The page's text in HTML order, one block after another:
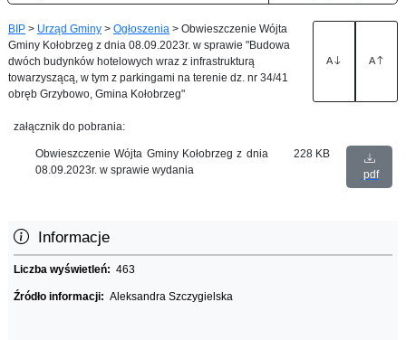
BIP > Urząd Gminy > Ogłoszenia > Obwieszczenie Wójta
Gminy Kołobrzeg z dnia 08.09.2023r. w sprawie "Budowa
dwóch budynków hotelowych wraz z infrastrukturą
towarzyszącą, w tym z parkingami na terenie dz. nr 34/41
obręb Grzybowo, Gmina Kołobrzeg"
A A
załącznik do pobrania:
Obwieszczenie Wójta Gminy Kołobrzeg z dnia
08.09.2023r. w sprawie wydania
228 KB
pdf
Informacje
Liczba wyświetleń: 463
Źródło informacji: Aleksandra Szczygielska